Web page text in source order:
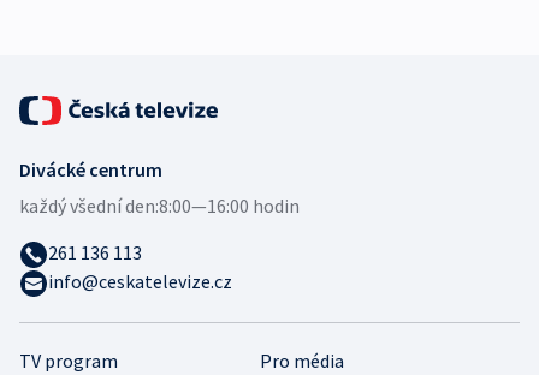
TV program
Pro média
Divácké centrum
každý všední den:8:00—16:00 hodin
261 136 113
info@ceskatelevize.cz